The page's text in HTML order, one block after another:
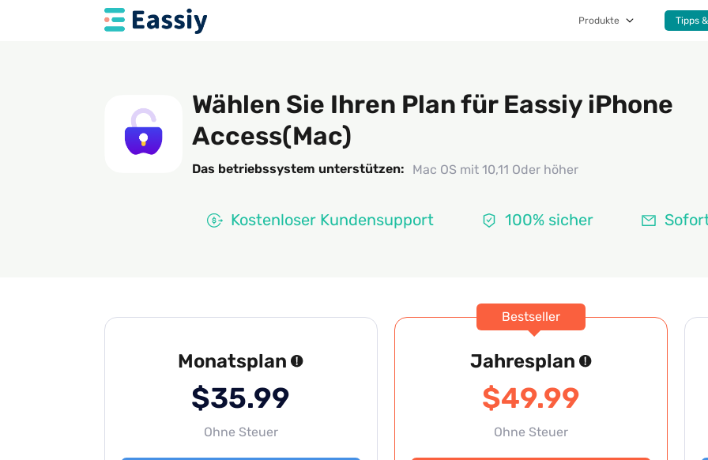
Produkte Tipps
Wählen Sie Ihren Plan für Eassiy iPhone
Access(Mac)
Das betriebssystem unterstützen: Mac OS mit 10,11 Oder höher
Kostenloser Kundensupport 100% sicher
Monatsplan
$35.99
Ohne Steuer
Bestseller
Jahresplan
$49.99
Ohne Steuer